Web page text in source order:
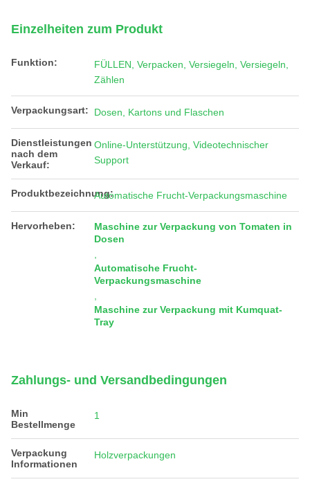
Einzelheiten zum Produkt
Funktion:
FÜLLEN, Verpacken, Versiegeln, Versiegeln,
Zählen
Verpackungsart: Dosen, Kartons und Flaschen
Dienstleistungen
nach dem
Verkauf:
Online-Unterstützung, Videotechnischer
Support
Produktbezeichnung:Automatische Frucht-Verpackungsmaschine
Hervorheben:
Maschine zur Verpackung von Tomaten in
Dosen
Automatische Frucht-
Verpackungsmaschine
Maschine zur Verpackung mit Kumquat-
Tray
Zahlungs- und Versandbedingungen
Min
Bestellmenge
1
Verpackung
Informationen
Holzverpackungen